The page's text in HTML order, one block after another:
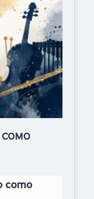
COMO
como